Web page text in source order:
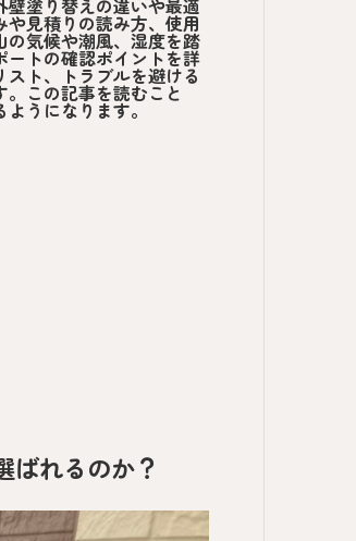
見積りの読み方、使用
の気候や潮風、湿度を踏
トの確認ポイントを詳
ト、トラブルを避ける
この記事を読むこと
うになります。
ばれるのか？